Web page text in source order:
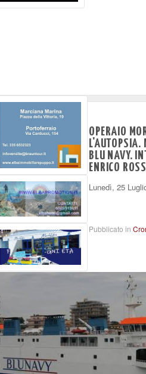
OPERAIO
L'AUTOPSIA.
BLU NAVY.
ENRICO
Pubblicato in
Lunedì, 25